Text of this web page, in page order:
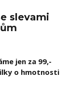
slevami
jen za 99,-
o hmotnosti